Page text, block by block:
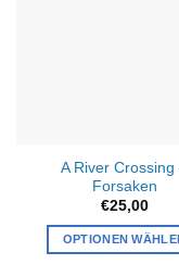
A River Crossing
Forsaken
€25,00
OPTIONEN